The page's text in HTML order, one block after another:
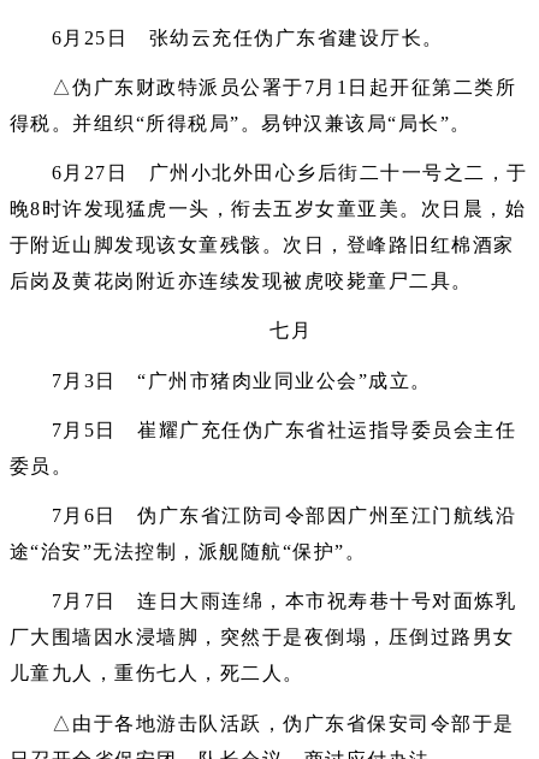
6月25日 张幼云充任伪广东省建设厅长。
△伪广东财政特派员公署于7月1日起开征第二类所
得税。并组织“所得税局”。易钟汉兼该局“局长”。
6月27日 广州小北外田心乡后街二十一号之二，于
晚8时许发现猛虎一头，衔去五岁女童亚美。次日晨，始
于附近山脚发现该女童残骸。次日，登峰路旧红棉酒家
后岗及黄花岗附近亦连续发现被虎咬毙童尸二具。
七月
7月3日 “广州市猪肉业同业公会”成立。
7月5日 崔耀广充任伪广东省社运指导委员会主任
委员。
7月6日 伪广东省江防司令部因广州至江门航线沿
途“治安”无法控制，派舰随航“保护”。
7月7日 连日大雨连绵，本市祝寿巷十号对面炼乳
厂大围墙因水浸墙脚，突然于是夜倒塌，压倒过路男女
儿童九人，重伤七人，死二人。
△由于各地游击队活跃，伪广东省保安司令部于是